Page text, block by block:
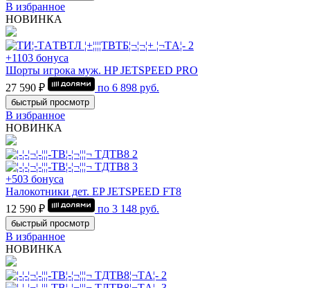
В избранное
НОВИНКА
+1103 бонуса
Шорты игрока муж. HP JETSPEED PRO
27 590 ₽
по 6 898 руб.
быстрый просмотр
В избранное
НОВИНКА
+503 бонуса
Налокотники дет. EP JETSPEED FT8
12 590 ₽
по 3 148 руб.
быстрый просмотр
В избранное
НОВИНКА